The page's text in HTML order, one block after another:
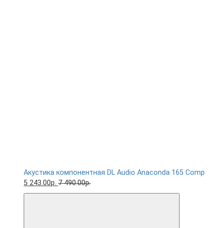
Акустика компонентная DL Audio Anaconda 165 Comp
5 243.00р. 7 490.00р.